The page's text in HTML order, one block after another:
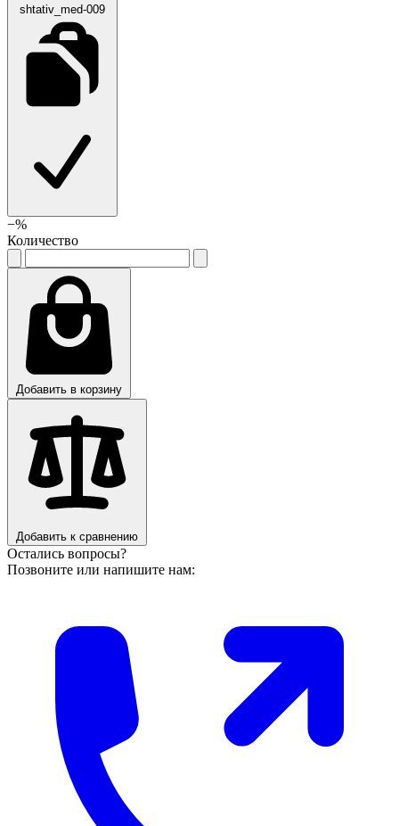
shtativ_med-009
−%
Количество
Добавить в корзину
Добавить к сравнению
Остались вопросы?
Позвоните или напишите нам: